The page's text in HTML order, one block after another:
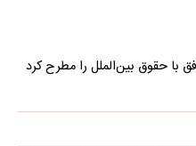
با حقوق بین‌الملل را مطرح کرد